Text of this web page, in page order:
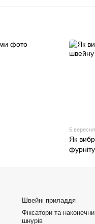
5
Як
Швейні приладдя
Фіксатори та
шнурів